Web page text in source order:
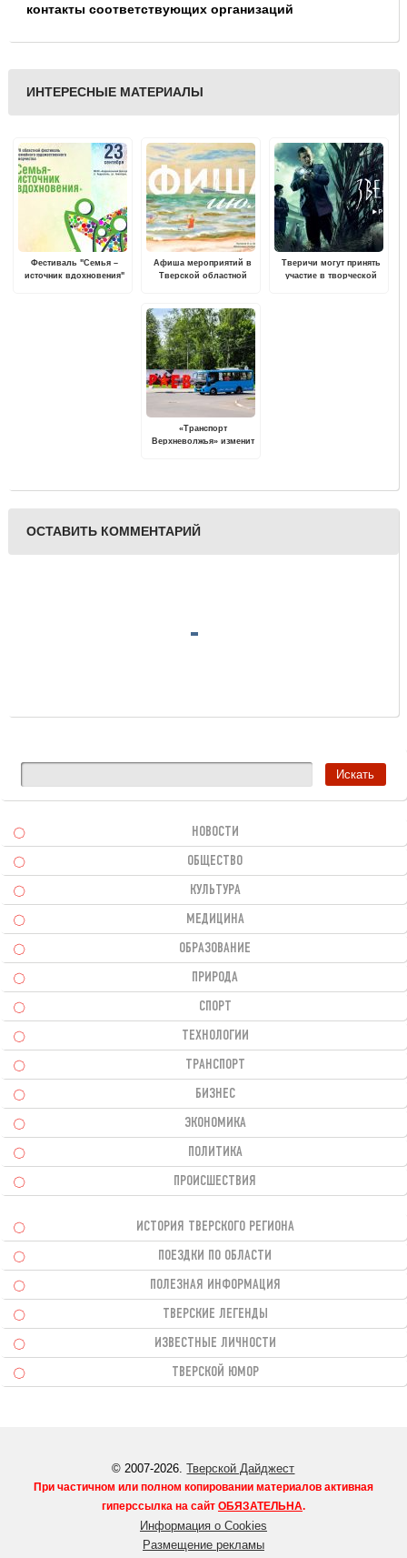
контакты соответствующих организаций
ИНТЕРЕСНЫЕ МАТЕРИАЛЫ
Фестиваль "Семья –
источник вдохновения"
Афиша мероприятий в
Тверской областной
Тверичи могут принять
участие в творческой
«Транспорт
Верхневолжья» изменит
Зубцове и Ржеве
ОСТАВИТЬ КОММЕНТАРИЙ
НОВОСТИ
ОБЩЕСТВО
КУЛЬТУРА
МЕДИЦИНА
ОБРАЗОВАНИЕ
ПРИРОДА
СПОРТ
ТЕХНОЛОГИИ
ТРАНСПОРТ
БИЗНЕС
ЭКОНОМИКА
ПОЛИТИКА
ПРОИСШЕСТВИЯ
ИСТОРИЯ ТВЕРСКОГО РЕГИОНА
ПОЕЗДКИ ПО ОБЛАСТИ
ПОЛЕЗНАЯ ИНФОРМАЦИЯ
ТВЕРСКИЕ ЛЕГЕНДЫ
ИЗВЕСТНЫЕ ЛИЧНОСТИ
ТВЕРСКОЙ ЮМОР
© 2007-2026.Тверской Дайджест
При частичном или полном копировании материалов активная
гиперссылка на сайт ОБЯЗАТЕЛЬНА.
Информация о Cookies
Размещение рекламы